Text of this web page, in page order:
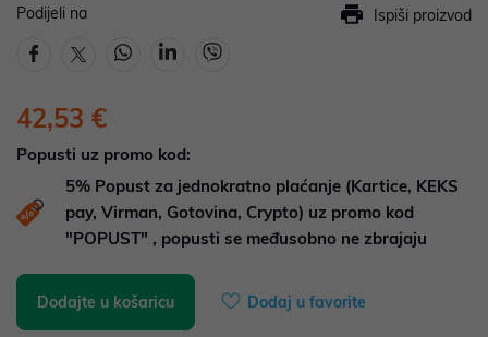
Podijeli na Ispiši proizvod
42,53 €
Popusti uz promo kod:
5% Popust za jednokratno plaćanje (Kartice, KEKS
pay, Virman, Gotovina, Crypto) uz promo kod
"POPUST" , popusti se međusobno ne zbrajaju
Dodajte u košaricu Dodaj u favorite